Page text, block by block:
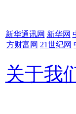
新华通讯网 新华网
方财富网 21世纪网
关于我